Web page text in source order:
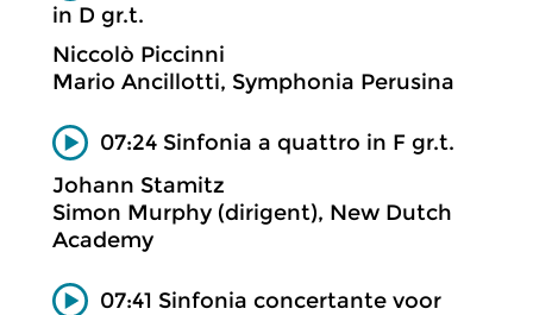
in D gr.t.
Niccolò Piccinni
Mario Ancillotti, Symphonia Perusina
07:24 Sinfonia a quattro in F gr.t.
Johann Stamitz
Simon Murphy (dirigent), New Dutch
Academy
07:41 Sinfonia concertante voor